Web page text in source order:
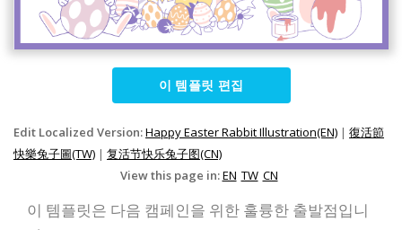
이 템플릿 편집
Edit Localized Version:Happy Easter Rabbit Illustration(EN) | 復活節
快樂兔子圖(TW) | 复活节快乐兔子图(CN)
View this page in:EN TW CN
이 템플릿은 다음 캠페인을 위한 훌륭한 출발점입니